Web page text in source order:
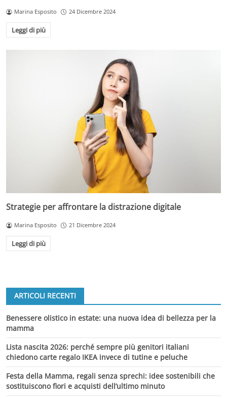
Marina Esposito 24 Dicembre 2024
Leggi di più
Strategie per affrontare la distrazione digitale
Marina Esposito 21 Dicembre 2024
Leggi di più
ARTICOLI RECENTI
Benessere olistico in estate: una nuova idea di bellezza per la
mamma
Lista nascita 2026: perché sempre più genitori italiani
chiedono carte regalo IKEA invece di tutine e peluche
Festa della Mamma, regali senza sprechi: idee sostenibili che
sostituiscono fiori e acquisti dell’ultimo minuto